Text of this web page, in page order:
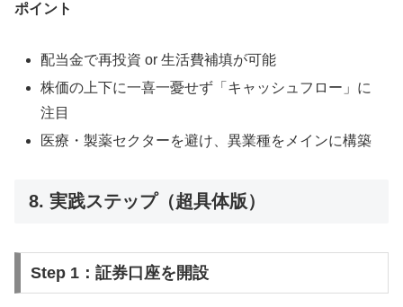
ポイント
配当金で再投資 or 生活費補填が可能
株価の上下に一喜一憂せず「キャッシュフロー」に
注目
医療・製薬セクターを避け、異業種をメインに構築
8. 実践ステップ（超具体版）
Step 1：証券口座を開設